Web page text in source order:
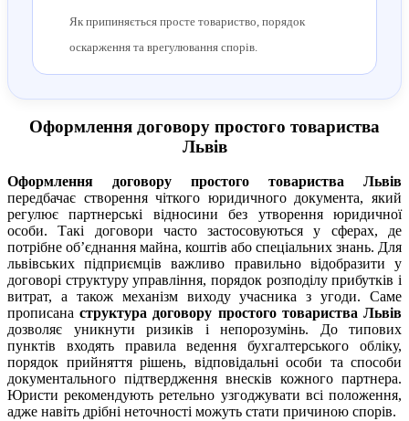
Як припиняється просте товариство, порядок
оскарження та врегулювання спорів.
Оформлення договору простого товариства
Львів
Оформлення договору простого товариства Львів
передбачає створення чіткого юридичного документа, який
регулює партнерські відносини без утворення юридичної
особи. Такі договори часто застосовуються у сферах, де
потрібне об’єднання майна, коштів або спеціальних знань. Для
львівських підприємців важливо правильно відобразити у
договорі структуру управління, порядок розподілу прибутків і
витрат, а також механізм виходу учасника з угоди. Саме
прописанаструктура договору простого товариства Львів
дозволяє уникнути ризиків і непорозумінь. До типових
пунктів входять правила ведення бухгалтерського обліку,
порядок прийняття рішень, відповідальні особи та способи
документального підтвердження внесків кожного партнера.
Юристи рекомендують ретельно узгоджувати всі положення,
адже навіть дрібні неточності можуть стати причиною спорів.